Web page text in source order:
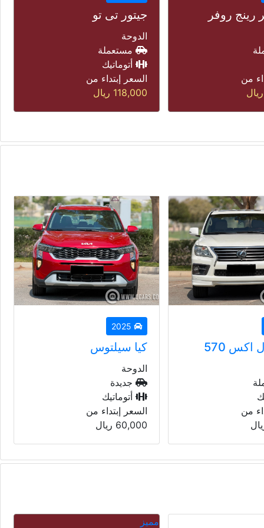
تو
من
ريال
بي واي دي ليوبارد 7
الدوحة
جديدة
أتوماتيك
السعر إبتداء من
169,000 ريال
من
2013
تويوتا جي اكس ار
الدوحة
مستعملة
أتوماتيك
السعر إبتداء من
69,000 ريال
مباعة